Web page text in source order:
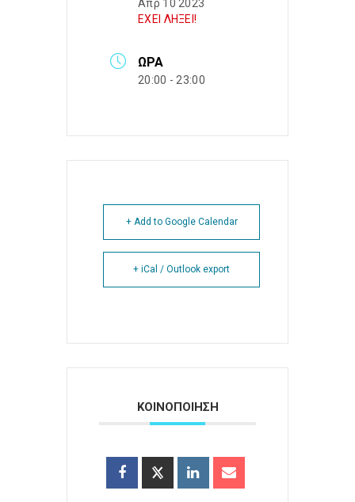
Απρ 10 2023
ΕΧΕΙ ΛΗΞΕΙ!
ΏΡΑ
20:00 - 23:00
+ Add to Google Calendar
+ iCal / Outlook export
ΚΟΙΝΟΠΟΙΗΣΗ